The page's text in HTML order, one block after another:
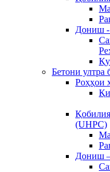
Дониш -
Бетони ултра
Роҳҳои
(UHPC)
Дониш